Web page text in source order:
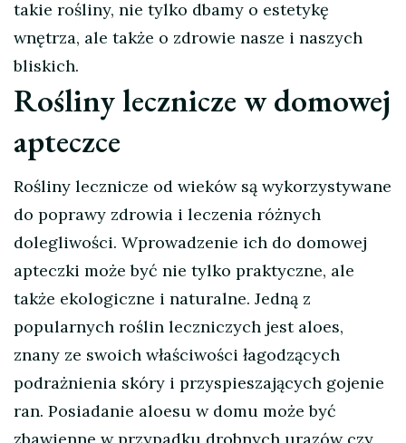
takie rośliny, nie tylko dbamy o estetykę
wnętrza, ale także o zdrowie nasze i naszych
bliskich.
Rośliny lecznicze w domowej
apteczce
Rośliny lecznicze od wieków są wykorzystywane
do poprawy zdrowia i leczenia różnych
dolegliwości. Wprowadzenie ich do domowej
apteczki może być nie tylko praktyczne, ale
także ekologiczne i naturalne. Jedną z
popularnych roślin leczniczych jest aloes,
znany ze swoich właściwości łagodzących
podrażnienia skóry i przyspieszających gojenie
ran. Posiadanie aloesu w domu może być
zbawienne w przypadku drobnych urazów czy